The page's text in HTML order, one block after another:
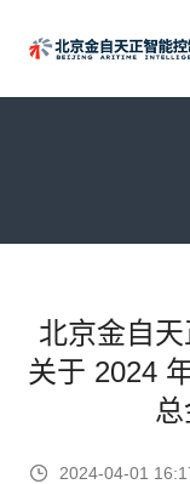
北京金自
关于 2024
2024-04-01